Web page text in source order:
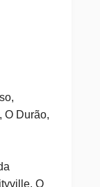
O Durão,
O